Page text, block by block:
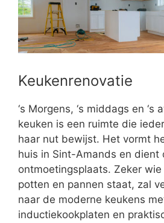
Keukenrenovatie
‘s Morgens, ‘s middags en ‘s
keuken is een ruimte die
haar nut bewijst. Het vormt
huis in Sint-Amands en dient
ontmoetingsplaats. Zeker
potten en pannen staat, zal
naar de moderne keukens
inductiekookplaten en